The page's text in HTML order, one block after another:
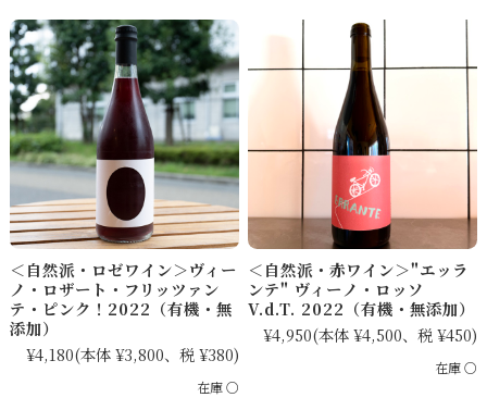
＜自然派・ロゼワイン＞ヴィー
ノ・ロザート・フリッツァン
テ・ピンク！2022（有機・無
添加）
¥4,180(本体 ¥3,800、税 ¥380)
在庫 ○
＜自然派・赤ワイン＞"エッラ
ンテ" ヴィーノ・ロッソ
V.d.T. 2022（有機・無添加）
¥4,950(本体 ¥4,500、税 ¥450)
在庫 ○